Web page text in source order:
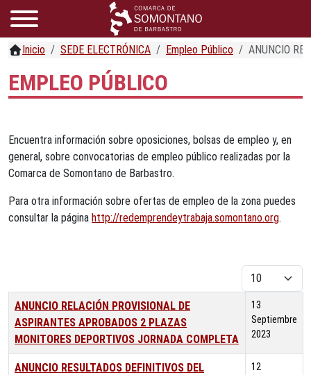
Inicio SEDE ELECTRÓNICA Empleo Público ANUNCIO
EMPLEO PÚBLICO
Encuentra información sobre oposiciones, bolsas de empleo y, en
general, sobre convocatorias de empleo público realizadas por la
Comarca de Somontano de Barbastro.
Para otra información sobre ofertas de empleo de la zona puedes
consultar la página http://redemprendeytrabaja.somontano.org.
Cantidad
Título Fecha de publicación
ANUNCIO RELACIÓN PROVISIONAL DE
ASPIRANTES APROBADOS 2 PLAZAS
MONITORES DEPORTIVOS JORNADA COMPLETA
13
Septiembre
2023
ANUNCIO RESULTADOS DEFINITIVOS DEL
12